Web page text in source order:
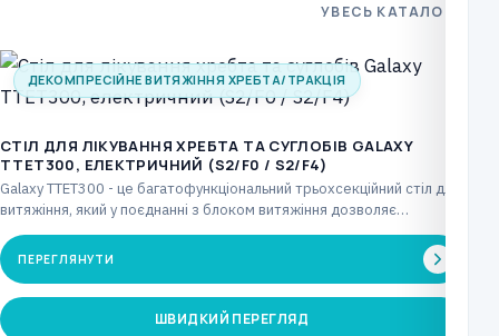
УВЕСЬ КАТАЛОГ
ДЕКОМПРЕСІЙНЕ ВИТЯЖІННЯ ХРЕБТА/ТРАКЦІЯ
CТІЛ ДЛЯ ЛІКУВАННЯ ХРЕБТА ТА СУГЛОБІВ GALAXY
TTET300, ЕЛЕКТРИЧНИЙ (S2/F0 / S2/F4)
Galaxy TTET300 - це багатофункціональний трьохсекційний стіл для
витяжіння, який у поєднанні з блоком витяжіння дозволяє…
ПЕРЕГЛЯНУТИ
ШВИДКИЙ ПЕРЕГЛЯД